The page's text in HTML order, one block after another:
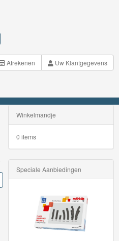
Afrekenen
Uw Klantgegevens
Winkelmandje
0 items
Speciale Aanbiedingen